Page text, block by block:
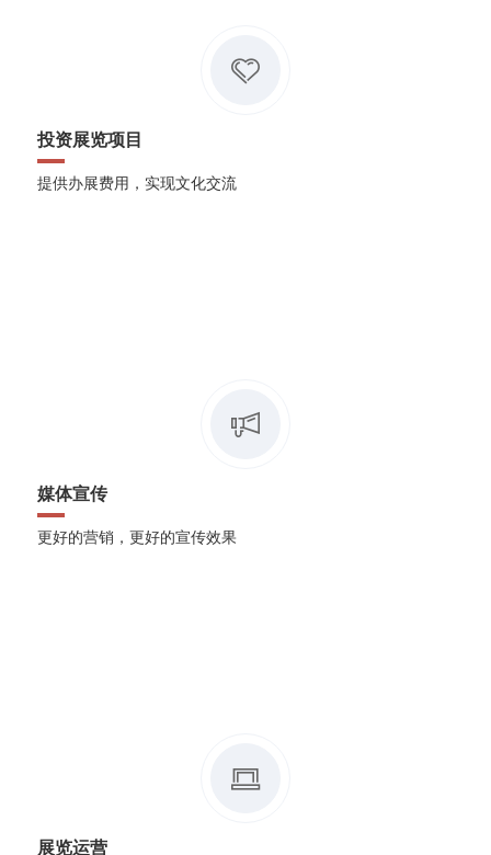
投资展览项目
提供办展费用，实现文化交流
媒体宣传
更好的营销，更好的宣传效果
展览运营